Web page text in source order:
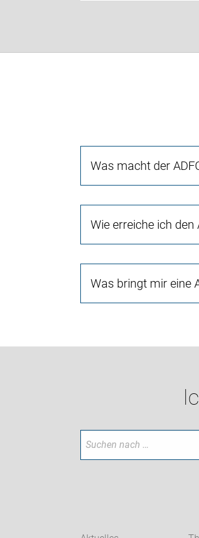
Was macht der
Wie erreiche ich den
Was bringt mir eine